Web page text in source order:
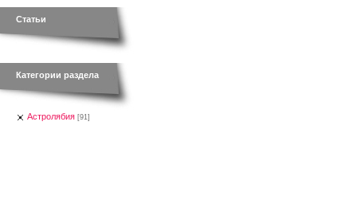
Статьи
Категории раздела
Астролябия [91]